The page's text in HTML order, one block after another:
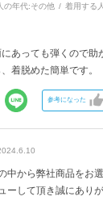
の年代:その他 着用する
あっても弾くので助
着脱めた簡単です。
参考になった
中から弊社商品をお選
ーして頂き誠にあり